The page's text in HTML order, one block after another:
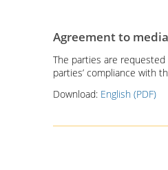
Agreement to
The parties are
parties’ compliance with
Download: English (PDF)